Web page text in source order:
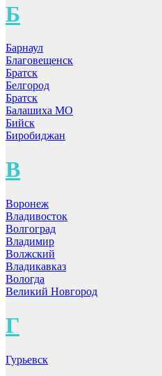
Б
Барнаул
Благовещенск
Братск
Белгород
Братск
Балашиха МО
Бийск
Биробиджан
В
Воронеж
Владивосток
Волгоград
Владимир
Волжский
Владикавказ
Вологда
Великий Новгород
Г
Гурьевск